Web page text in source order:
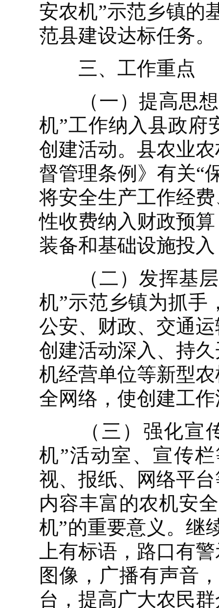
安农机”示范乡镇的
范县建设达标任务。
三、工作重点
（一）提高思想
机”工作纳入县政府
创建活动。县农业
督管理条例》有关“
将安全生产工作经
性收费纳入财政预
装备和基础设施投
（二）发挥基层
机”示范乡镇为抓手
公安、财政、交通
创建活动深入、持
机经营单位等新型
全网络，使创建工
（三）强化宣传
机”活动室、宣传
视、报纸、网络平
内容丰富的农机安
机”的重要意义。继
上有标语，路口有
图像，广播有声音
台，提高广大农民